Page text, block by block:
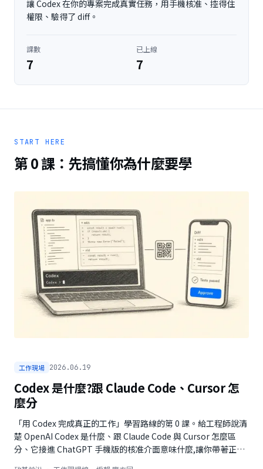
讓 Codex 在你的專案完成真實任務，用手機核准、控得住
權限、驗得了 diff。
課數
7
已上線
7
START HERE
第 0 課：先搞懂你為什麼要學
工作現場 2026.06.19
Codex 是什麼?跟 Claude Code、Cursor 怎
麼分
「用 Codex 完成真正的工作」學習路線的第 0 課。給工程師說清
楚 OpenAI Codex 是什麼、跟 Claude Code 與 Cursor 怎麼區
分、它接進 ChatGPT 手機版的核准介面意味什麼,讓你帶著正確